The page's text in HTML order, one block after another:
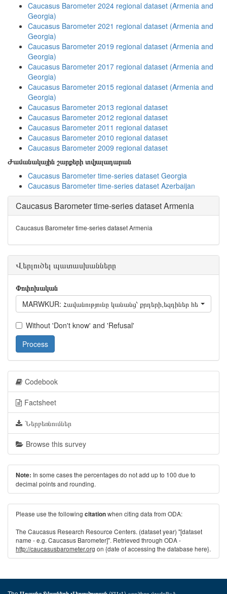
Caucasus Barometer 2024 regional dataset (Armenia and
Georgia)
Caucasus Barometer 2021 regional dataset (Armenia and
Georgia)
Caucasus Barometer 2019 regional dataset (Armenia and
Georgia)
Caucasus Barometer 2017 regional dataset (Armenia and
Georgia)
Caucasus Barometer 2015 regional dataset (Armenia and
Georgia)
Caucasus Barometer 2013 regional dataset
Caucasus Barometer 2012 regional dataset
Caucasus Barometer 2011 regional dataset
Caucasus Barometer 2010 regional dataset
Caucasus Barometer 2009 regional dataset
Ժամանակային շարքերի տվյալադարան
Caucasus Barometer time-series dataset Georgia
Caucasus Barometer time-series dataset Azerbaijan
Caucasus Barometer time-series dataset Armenia
Caucasus Barometer time-series dataset Armenia
Վերլուծել պատասխանները
Փոփոխական
MARWKUR: Հավանությունը կանանց՝ քրդերի,եզդիներ հետ
Without 'Don't know' and 'Refusal'
Process
Codebook
Factsheet
Ներբեռնումներ
Browse this survey
Note: In some cases the percentages do not add up to 100 due to
decimal points and rounding.
Please use the following citationwhen citing data from ODA:
The Caucasus Research Resource Centers. (dataset year) "[dataset
name - e.g. Caucasus Barometer]". Retrieved through ODA -
http://caucasusbarometer.org on {date of accessing the database here}.